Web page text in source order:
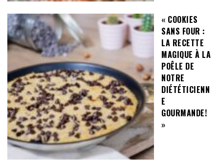
« COOKIES
SANS FOUR :
LA RECETTE
MAGIQUE À LA
POÊLE DE
NOTRE
DIÉTÉTICIENN
E
GOURMANDE!
»